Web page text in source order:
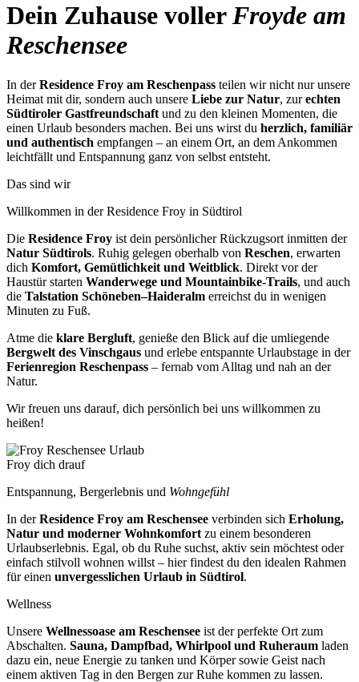
Dein Zuhause vollerFroyde am
Reschensee
In derResidence Froy am Reschenpass teilen wir nicht nur unsere
Heimat mit dir, sondern auch unsere Liebe zur Natur, zurechten
Südtiroler Gastfreundschaft und zu den kleinen Momenten, die
einen Urlaub besonders machen. Bei uns wirst du herzlich, familiär
und authentisch empfangen – an einem Ort, an dem Ankommen
leichtfällt und Entspannung ganz von selbst entsteht.
Das sind wir
Willkommen in der Residence Froy in Südtirol
Die Residence Froy ist dein persönlicher Rückzugsort inmitten der
Natur Südtirols. Ruhig gelegen oberhalb von Reschen, erwarten
dich Komfort, Gemütlichkeit und Weitblick. Direkt vor der
Haustür starten Wanderwege und Mountainbike-Trails, und auch
die Talstation Schöneben–Haideralm erreichst du in wenigen
Minuten zu Fuß.
Atme die klare Bergluft, genieße den Blick auf die umliegende
Bergwelt des Vinschgaus und erlebe entspannte Urlaubstage in der
Ferienregion Reschenpass – fernab vom Alltag und nah an der
Natur.
Wir freuen uns darauf, dich persönlich bei uns willkommen zu
heißen!
Froy dich drauf
Entspannung, Bergerlebnis und Wohngefühl
In derResidence Froy am Reschensee verbinden sich Erholung,
Natur und moderner Wohnkomfort zu einem besonderen
Urlaubserlebnis. Egal, ob du Ruhe suchst, aktiv sein möchtest oder
einfach stilvoll wohnen willst – hier findest du den idealen Rahmen
für einen unvergesslichen Urlaub in Südtirol.
Wellness
Unsere Wellnessoase am Reschensee ist der perfekte Ort zum
Abschalten. Sauna, Dampfbad, Whirlpool und Ruheraum laden
dazu ein, neue Energie zu tanken und Körper sowie Geist nach
einem aktiven Tag in den Bergen zur Ruhe kommen zu lassen.